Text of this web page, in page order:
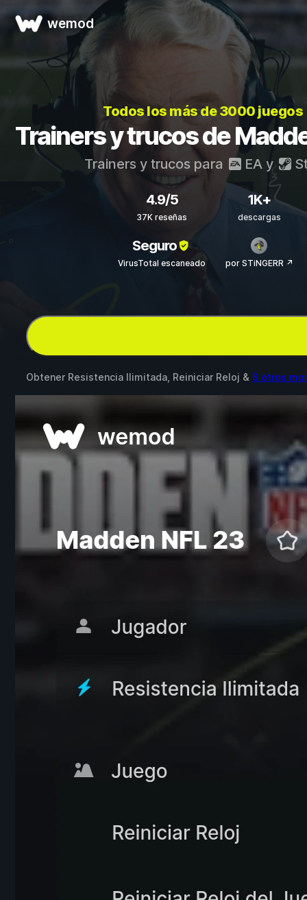
wemod
Todos los más de 3000
Trainers y trucos de
Trainers y trucos para EA y
4.9/5
37K reseñas
1K+
descargas
Seguro
VirusTotal escaneado por STiNGERR ↗
Obtener Resistencia Ilimitada, Reiniciar Reloj & 6 otros